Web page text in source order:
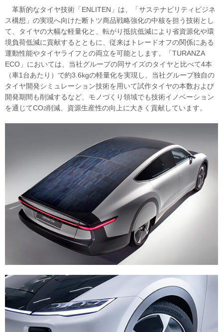
革新的なタイヤ技術「ENLITEN」は、「サステナビリティビジネ
ス構想」の実現へ向けた断トツ商品戦略強化の中核を担う技術とし
て、タイヤの大幅な軽量化と、転がり抵抗低減により省資源化や環
境負荷低減に貢献するとともに、従来はトレードオフの関係にある
運動性能やタイヤライフとの両立を可能とします。「TURANZA
ECO」においては、当社グループの同サイズのタイヤと比べて4本
（車1台あたり）で約3.6kgの軽量化を実現し、当社グループ独自の
タイヤ開発シミュレーション技術を用いて試作タイヤの本数および
開発期間も削減するなど、モノづくり領域でも技術イノベーション
を通じてCO2削減、資源生産性の向上に大きく貢献しています。